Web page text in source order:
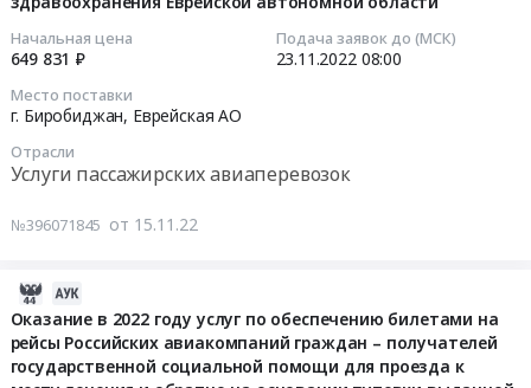
Начальная цена
649 831 ₽
Подача заявок до (МСК)
23.11.2022 08:00
Место поставки
г. Биробиджан, Еврейская АО
Отрасли
Услуги пассажирских авиаперевозок
№396071845 от 15.11.22
Оказание в 2022 году услуг по обеспечению билетами на
рейсы Российских авиакомпаний граждан – получателей
государственной социальной помощи для проезда к